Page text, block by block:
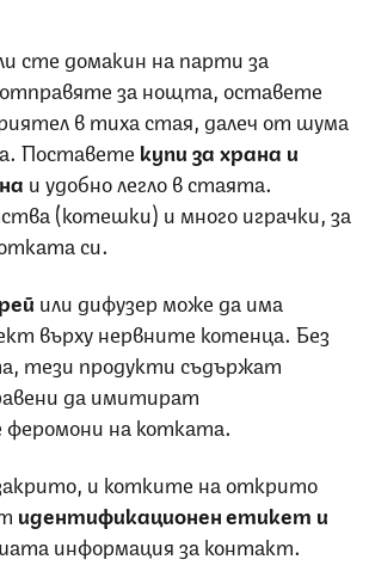
сте домакин на парти за
отправяте за нощта, оставете
в тиха стая, далеч от шума
Поставете купи за храна и
и удобно легло в стаята.
(котешки) и много играчки, за
си.
или дифузер може да има
върху нервните котенца. Без
тези продукти съдържат
да имитират
на котката.
и котките на открито
идентификационен етикет и
информация за контакт.